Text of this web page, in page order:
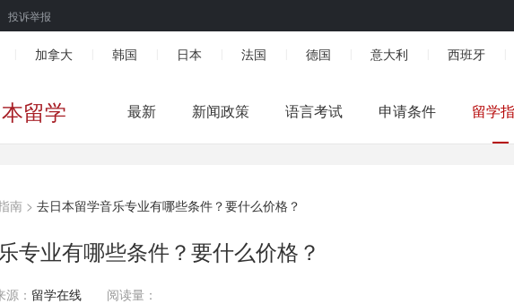
投诉举报
加拿大 韩国 日本 法国 德国 意大利 西班牙
留学 最新 新闻政策 语言考试 申请条件 留学
南 > 去日本留学音乐专业有哪些条件？要什么价格？
专业有哪些条件？要什么价格？
： 留学在线 阅读量：